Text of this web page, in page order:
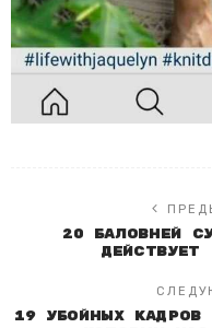
20 баловней
действует
19 убойных